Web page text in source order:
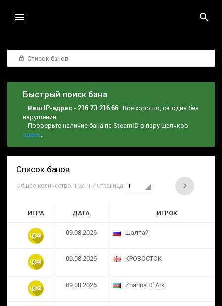
Список банов
Быстрый поиск бана
Ваш IP-адрес - 216.73.216.66. Всё хорошо, сегодня без
нарушений.
Проверьте наличие бана по SteamID в пару щелчков
здесь.
Список банов
Общее количество: 15211 / Страница:
ИГРА ДАТА ИГРОК
09.08.2026 Шалтай
09.08.2026 КРОВОСТОК
09.08.2026 Zhanna D' Ark